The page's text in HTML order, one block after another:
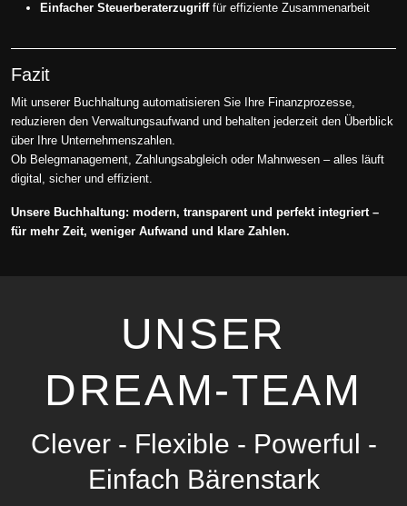
Einfacher Steuerberaterzugrifffür effiziente Zusammenarbeit
Fazit
Mit unserer Buchhaltung automatisieren Sie Ihre Finanzprozesse,
reduzieren den Verwaltungsaufwand und behalten jederzeit den Überblick
über Ihre Unternehmenszahlen.
Ob Belegmanagement, Zahlungsabgleich oder Mahnwesen – alles läuft
digital, sicher und effizient.
Unsere Buchhaltung: modern, transparent und perfekt integriert –
für mehr Zeit, weniger Aufwand und klare Zahlen.
UNSER
DREAM-TEAM
Clever - Flexible - Powerful -
Einfach Bärenstark